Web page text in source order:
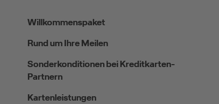
Willkommenspaket
Rund um Ihre Meilen
Sonderkonditionen bei Kreditkarten-
Partnern
Kartenleistungen